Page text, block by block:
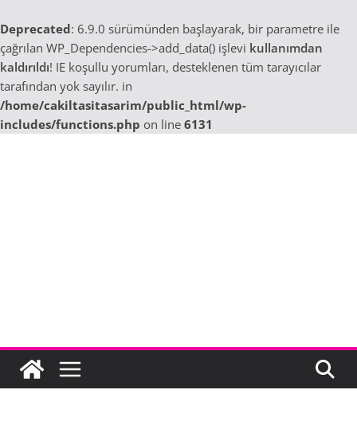
Deprecated: 6.9.0 sürümünden başlayarak, bir parametre ile
çağrılan WP_Dependencies->add_data() işlevi kullanımdan
kaldırıldı! IE koşullu yorumları, desteklenen tüm tarayıcılar
tarafından yok sayılır. in
/home/cakiltasitasarim/public_html/wp-
includes/functions.php on line 6131